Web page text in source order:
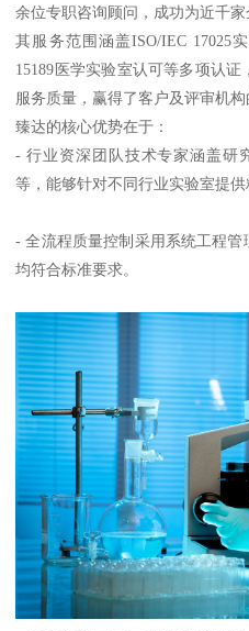
余位专职咨询顾问，成功为近千家
其服务范围涵盖ISO/IEC 17025
15189医学实验室认可等多项认
服务质量，赢得了客户及评审机构
臻达的核心优势在于：
- 行业资深团队技术专家涵盖研
等，能够针对不同行业实验室提供
- 全流程质量控制采用系统工程
均符合标准要求。